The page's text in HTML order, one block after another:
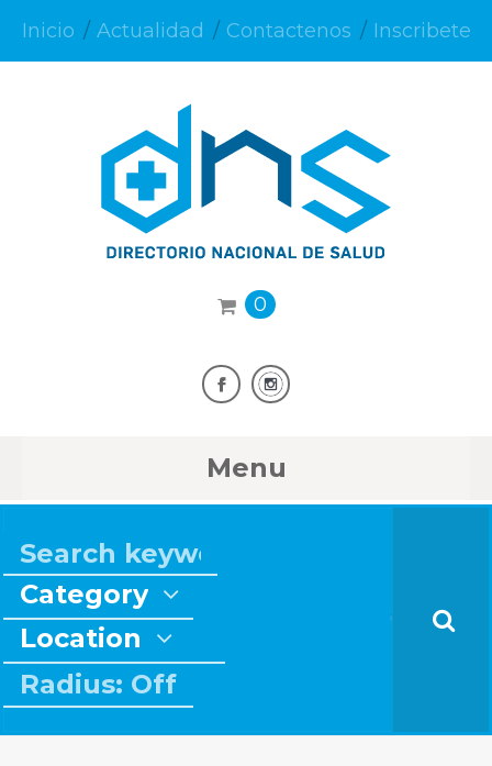
Inicio Actualidad Contactenos Inscribete
0
Menu
Category
Location
Radius: Off